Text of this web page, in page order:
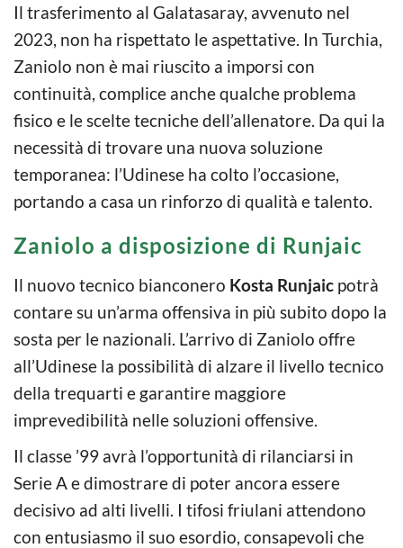
Il trasferimento al Galatasaray, avvenuto nel
2023, non ha rispettato le aspettative. In Turchia,
Zaniolo non è mai riuscito a imporsi con
continuità, complice anche qualche problema
fisico e le scelte tecniche dell’allenatore. Da qui la
necessità di trovare una nuova soluzione
temporanea: l’Udinese ha colto l’occasione,
portando a casa un rinforzo di qualità e talento.
Zaniolo a disposizione di Runjaic
Il nuovo tecnico bianconero Kosta Runjaic potrà
contare su un’arma offensiva in più subito dopo la
sosta per le nazionali. L’arrivo di Zaniolo offre
all’Udinese la possibilità di alzare il livello tecnico
della trequarti e garantire maggiore
imprevedibilità nelle soluzioni offensive.
Il classe ’99 avrà l’opportunità di rilanciarsi in
Serie A e dimostrare di poter ancora essere
decisivo ad alti livelli. I tifosi friulani attendono
con entusiasmo il suo esordio, consapevoli che